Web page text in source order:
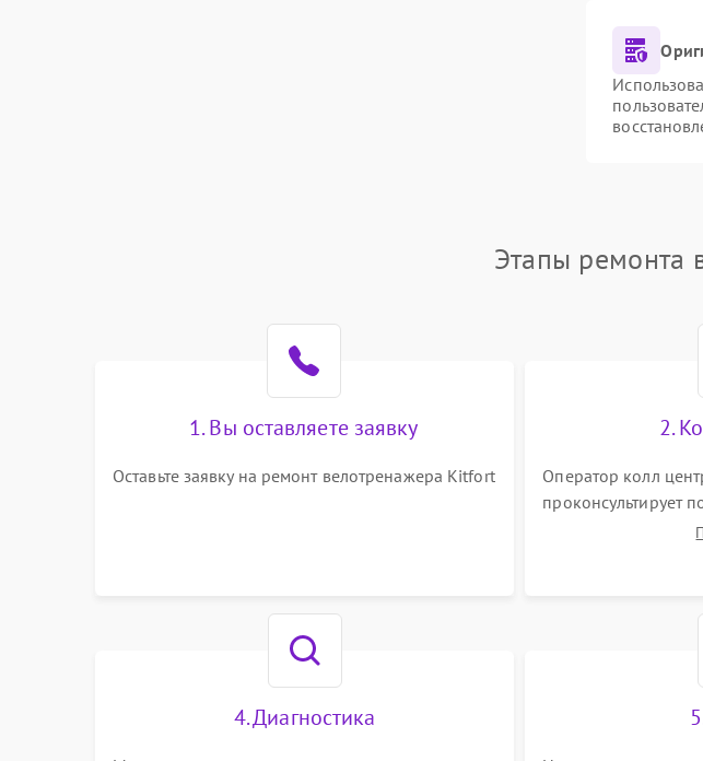
Этапы ремонта
1. Вы оставляете заявку
Оставьте заявку на ремонт велотренажера Kitfort
2.
Оператор колл
проконсультирует
велотренажера а
4. Диагностика